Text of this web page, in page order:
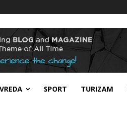
SPORT TURIZAM